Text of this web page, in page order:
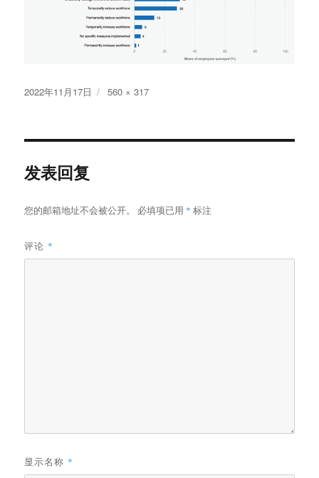
发
2022年11月17日
原
560 × 317
发表回复
您的邮箱地址不会被公开。 必填项已用 * 标注
评论 *
显示名称 *